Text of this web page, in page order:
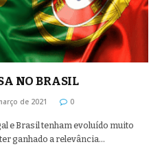
NO BRASIL
de 2021 0
e Brasil tenham evoluído muito
ganhado a relevância…